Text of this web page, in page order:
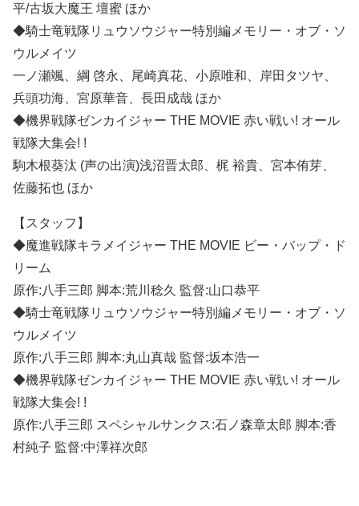
平/古坂大魔王 壇蜜 ほか
◆騎士竜戦隊リュウソウジャー特別編メモリー・オブ・ソ
ウルメイツ
一ノ瀬颯、綱 啓永、尾崎真花、小原唯和、岸田タツヤ、
兵頭功海、宮原華音、長田成哉 ほか
◆機界戦隊ゼンカイジャー THE MOVIE 赤い戦い! オール
戦隊大集会! !
駒木根葵汰 (声の出演)浅沼晋太郎、梶 裕貴、宮本侑芽、
佐藤拓也 ほか
【スタッフ】
◆魔進戦隊キラメイジャー THE MOVIE ビー・バップ・ド
リーム
原作:八手三郎 脚本:荒川稔久 監督:山口恭平
◆騎士竜戦隊リュウソウジャー特別編メモリー・オブ・ソ
ウルメイツ
原作:八手三郎 脚本:丸山真哉 監督:坂本浩一
◆機界戦隊ゼンカイジャー THE MOVIE 赤い戦い! オール
戦隊大集会! !
原作:八手三郎 スペシャルサンクス:石ノ森章太郎 脚本:香
村純子 監督:中澤祥次郎